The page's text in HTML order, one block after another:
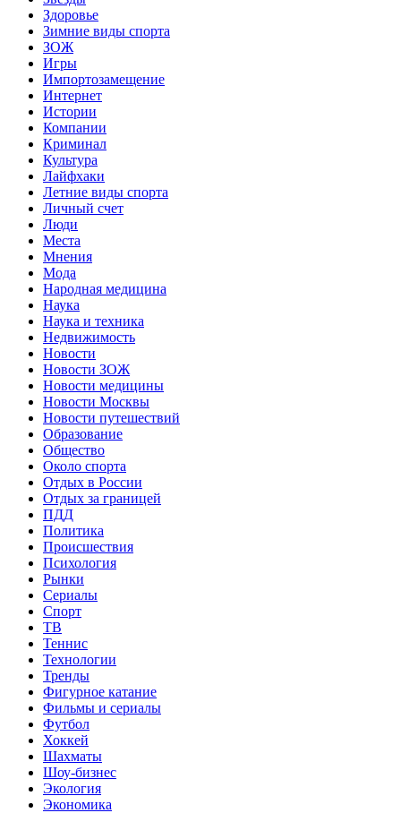
Здоровье
Зимние виды спорта
ЗОЖ
Игры
Импортозамещение
Интернет
Истории
Компании
Криминал
Культура
Лайфхаки
Летние виды спорта
Личный счет
Люди
Места
Мнения
Мода
Народная медицина
Наука
Наука и техника
Недвижимость
Новости
Новости ЗОЖ
Новости медицины
Новости Москвы
Новости путешествий
Образование
Общество
Около спорта
Отдых в России
Отдых за границей
ПДД
Политика
Происшествия
Психология
Рынки
Сериалы
Спорт
ТВ
Теннис
Технологии
Тренды
Фигурное катание
Фильмы и сериалы
Футбол
Хоккей
Шахматы
Шоу-бизнес
Экология
Экономика